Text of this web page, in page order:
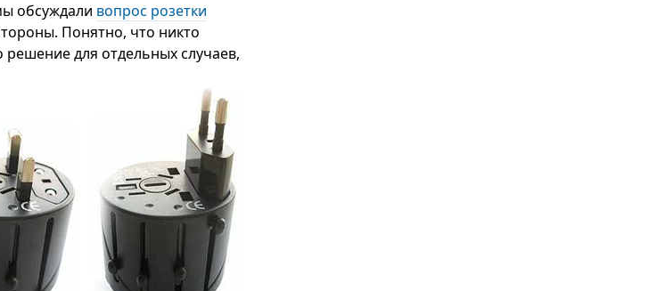
обсуждали вопрос розетки
Понятно, что никто
решение для отдельных случаев,